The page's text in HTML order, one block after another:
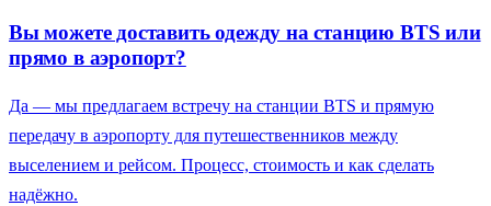
Вы можете доставить одежду на станцию BTS или
прямо в аэропорт?
Да — мы предлагаем встречу на станции BTS и прямую
передачу в аэропорту для путешественников между
выселением и рейсом. Процесс, стоимость и как сделать
надёжно.